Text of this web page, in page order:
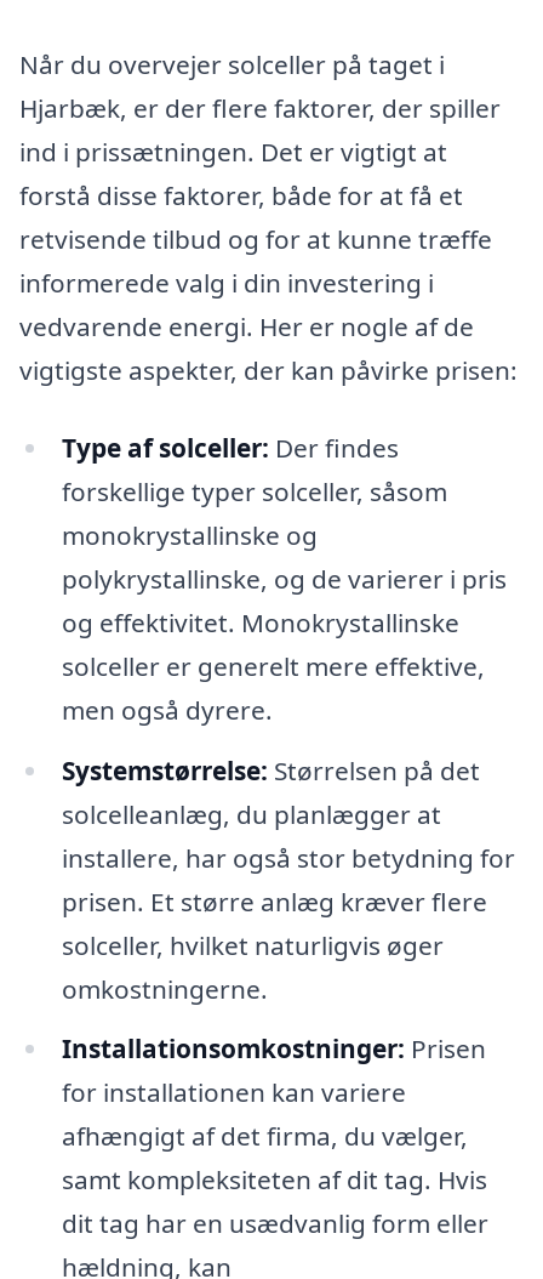
Når du overvejer solceller på taget i
Hjarbæk, er der flere faktorer, der spiller
ind i prissætningen. Det er vigtigt at
forstå disse faktorer, både for at få et
retvisende tilbud og for at kunne træffe
informerede valg i din investering i
vedvarende energi. Her er nogle af de
vigtigste aspekter, der kan påvirke prisen:
Type af solceller: Der findes
forskellige typer solceller, såsom
monokrystallinske og
polykrystallinske, og de varierer i pris
og effektivitet. Monokrystallinske
solceller er generelt mere effektive,
men også dyrere.
Systemstørrelse: Størrelsen på det
solcelleanlæg, du planlægger at
installere, har også stor betydning for
prisen. Et større anlæg kræver flere
solceller, hvilket naturligvis øger
omkostningerne.
Installationsomkostninger: Prisen
for installationen kan variere
afhængigt af det firma, du vælger,
samt kompleksiteten af dit tag. Hvis
dit tag har en usædvanlig form eller
hældning, kan